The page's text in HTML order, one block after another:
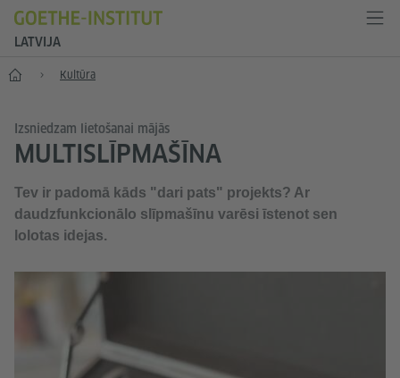
LATVIJA
Sākums Kultūra
Izsniedzam lietošanai mājās
MULTISLĪPMAŠĪNA
Tev ir padomā kāds "dari pats" projekts? Ar
daudzfunkcionālo slīpmašīnu varēsi īstenot sen
lolotas idejas.